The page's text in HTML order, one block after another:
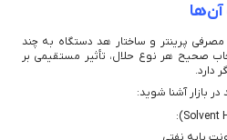
آن‌ها
پرینتر و ساختار هد دستگاه به چند
صحیح هر نوع حلال، تأثیر مستقیمی بر
دارد.
در بازار آشنا شوید:
پایه نفتی